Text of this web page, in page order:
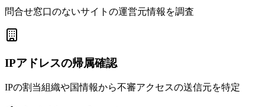
問合せ窓口のないサイトの運営元情報を調査
IPアドレスの帰属確認
IPの割当組織や国情報から不審アクセスの送信元を特定